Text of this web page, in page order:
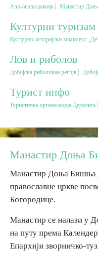
Авантура
Еко туризам
Културни туризам
Гастрономија
Сеоски туризам
Омладински туризам
Дестинације
Списак дестинација
Али-агина џамија Манастир
Културни туризам
Културно-историјски комплекс
Лов и риболов
Добојска риболовна регија
Турист инфо
Туристичка организација Дервента
Манастир Доња
Манастир Доња Бишња
православне цркве
Богородице.
Манастир се налази у
на путу према
Епархији зворничко-